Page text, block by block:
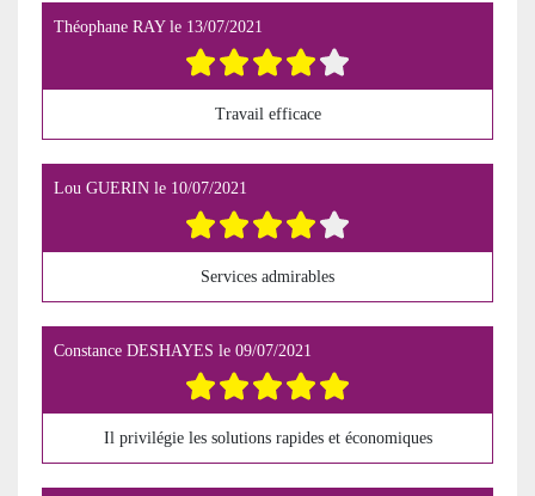
Théophane RAYle 13/07/2021
Travail efficace
Lou GUERIN le 10/07/2021
Services admirables
Constance DESHAYES le 09/07/2021
Il privilégie les solutions rapides et économiques